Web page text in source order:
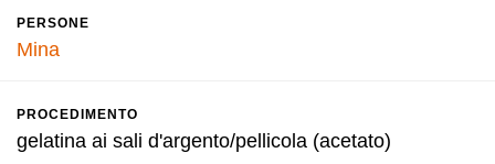
PERSONE
Mina
PROCEDIMENTO
gelatina ai sali d'argento/pellicola (acetato)